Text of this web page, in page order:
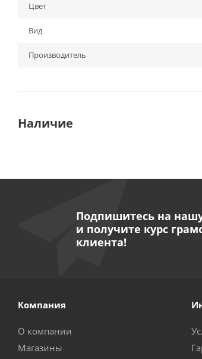
Цвет
Вид
Производитель
Наличие
Подпишитесь на
и получите курс
клиента!
Компания
О компании
Магазины